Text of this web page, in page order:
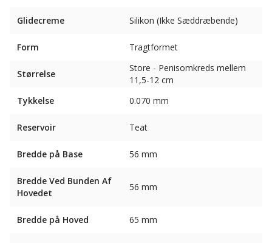
Glidecreme Silikon (Ikke Sæddræbende)
Form Tragtformet
Størrelse
Store - Penisomkreds mellem
11,5-12 cm
Tykkelse
0.070 mm
Reservoir Teat
Bredde på Base 56 mm
Bredde Ved Bunden Af ​​
Hovedet
56 mm
Bredde på Hoved 65 mm